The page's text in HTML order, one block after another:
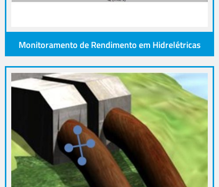
Monitoramento de Rendimento em Hidrelétricas